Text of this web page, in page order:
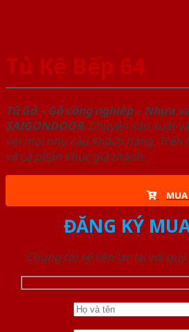
Tủ Kệ Bếp 64
Tủ Gỗ – Gỗ công nghiêp – Nhựa
SAIGONDOOR. Chuyên sản xuất
với mọi nhu cầu khách hàng. Trên
và cả phân khúc giá thành.
ĐĂNG KÝ
Chúng tôi sẽ liên lạc lại với